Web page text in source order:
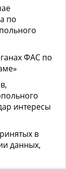
по
ФАС по
интересы
в
данных,